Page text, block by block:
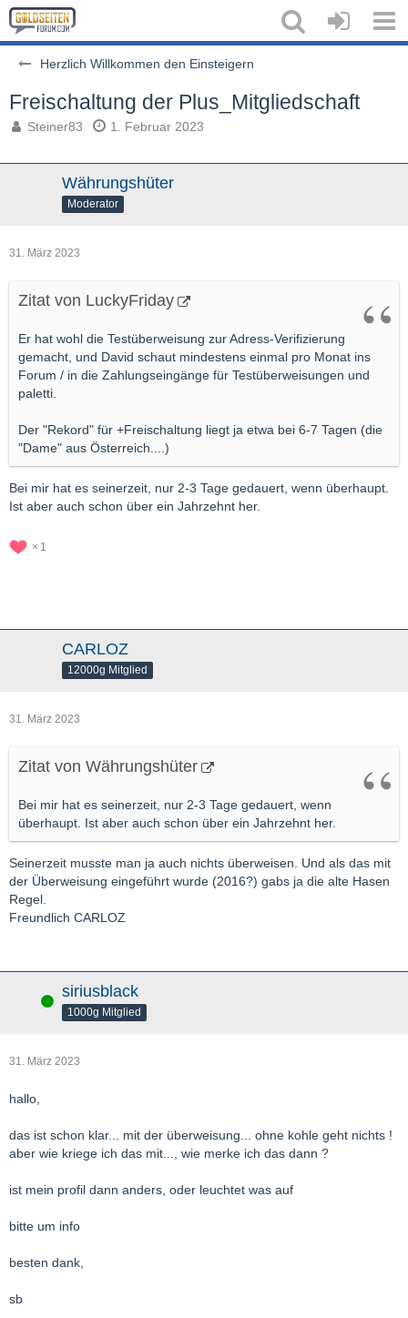
Herzlich Willkommen den Einsteigern
Freischaltung der Plus_Mitgliedschaft
Steiner83 1. Februar 2023
Währungshüter
Moderator
31. März 2023
Zitat von LuckyFriday
Er hat wohl die Testüberweisung zur Adress-Verifizierung
gemacht, und David schaut mindestens einmal pro Monat ins
Forum / in die Zahlungseingänge für Testüberweisungen und
paletti.
Der "Rekord" für +Freischaltung liegt ja etwa bei 6-7 Tagen (die
"Dame" aus Österreich....)
Bei mir hat es seinerzeit, nur 2-3 Tage gedauert, wenn überhaupt.
Ist aber auch schon über ein Jahrzehnt her.
1
CARLOZ
12000g Mitglied
31. März 2023
Zitat von Währungshüter
Bei mir hat es seinerzeit, nur 2-3 Tage gedauert, wenn
überhaupt. Ist aber auch schon über ein Jahrzehnt her.
Seinerzeit musste man ja auch nichts überweisen. Und als das mit
der Überweisung eingeführt wurde (2016?) gabs ja die alte Hasen
Regel.
Freundlich CARLOZ
Online siriusblack
1000g Mitglied
31. März 2023
hallo,
das ist schon klar... mit der überweisung... ohne kohle geht nichts !
aber wie kriege ich das mit..., wie merke ich das dann ?
ist mein profil dann anders, oder leuchtet was auf
bitte um info
besten dank,
sb